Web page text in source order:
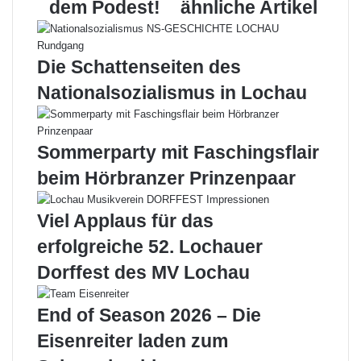
i
l
b
e
i
d
e
r
A
S
Ö
L
d
e
s
e
i
dem Podest!
e
e
r
i
h
e
R
e
i
e
d
e
n
ähnliche Artikel
Die Schattenseiten des
Nationalsozialismus in Lochau
Sommerparty mit Faschingsflair
beim Hörbranzer Prinzenpaar
Viel Applaus für das
erfolgreiche 52. Lochauer
Dorffest des MV Lochau
End of Season 2026 – Die
Eisenreiter laden zum